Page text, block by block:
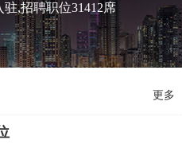
驻,招聘职位31412席
更多